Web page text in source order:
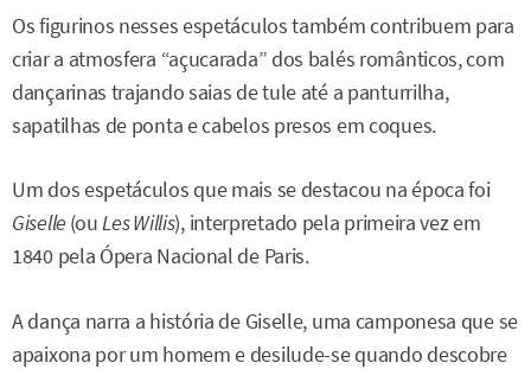
Os figurinos nesses espetáculos também contribuem para
criar a atmosfera “açucarada” dos balés românticos, com
dançarinas trajando saias de tule até a panturrilha,
sapatilhas de ponta e cabelos presos em coques.
Um dos espetáculos que mais se destacou na época foi
Giselle (ouLes Willis), interpretado pela primeira vez em
1840 pela Ópera Nacional de Paris.
A dança narra a história de Giselle, uma camponesa que se
apaixona por um homem e desilude-se quando descobre